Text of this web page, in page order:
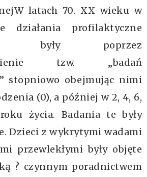
latach 70. XX wieku w
działania profilaktyczne
były poprzez
tzw. „badań
stopniowo obejmując nimi
(0), a później w 2, 4, 6,
życia. Badania te były
Dzieci z wykrytymi wadami
przewlekłymi były objęte
? czynnym poradnictwem